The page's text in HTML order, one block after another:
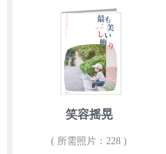
笑容摇晃
( 所需照片：228 )